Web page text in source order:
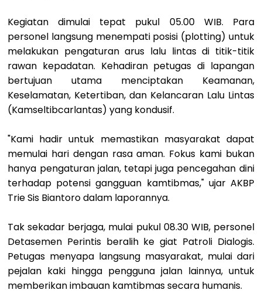
Kegiatan dimulai tepat pukul 05.00 WIB. Para
personel langsung menempati posisi (plotting) untuk
melakukan pengaturan arus lalu lintas di titik-titik
rawan kepadatan. Kehadiran petugas di lapangan
bertujuan utama menciptakan Keamanan,
Keselamatan, Ketertiban, dan Kelancaran Lalu Lintas
(Kamseltibcarlantas) yang kondusif.
"Kami hadir untuk memastikan masyarakat dapat
memulai hari dengan rasa aman. Fokus kami bukan
hanya pengaturan jalan, tetapi juga pencegahan dini
terhadap potensi gangguan kamtibmas," ujar AKBP
Trie Sis Biantoro dalam laporannya.
Tak sekadar berjaga, mulai pukul 08.30 WIB, personel
Detasemen Perintis beralih ke giat Patroli Dialogis.
Petugas menyapa langsung masyarakat, mulai dari
pejalan kaki hingga pengguna jalan lainnya, untuk
memberikan imbauan kamtibmas secara humanis.